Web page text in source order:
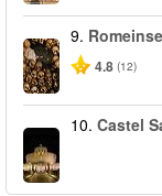
9.
4.8 (12)
10. Castel